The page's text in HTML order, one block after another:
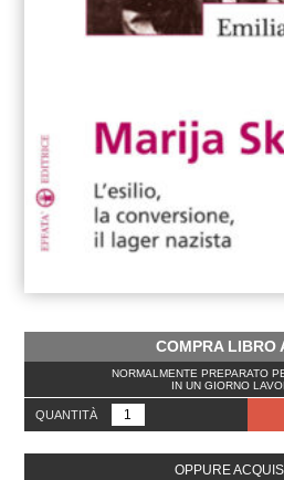
COMPRA LIBRO
NORMALMENTE PREPARATO
IN UN GIORNO
QUANTITÀ
OPPURE